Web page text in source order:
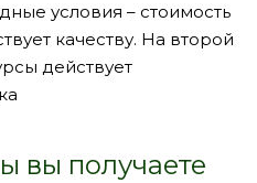
условия – стоимость
качеству. На второй
действует
вы получаете